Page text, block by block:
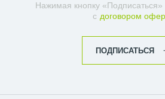
Нажимая кнопку
с договором
ПОДПИСАТЬСЯ